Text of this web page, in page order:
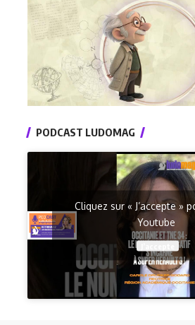
PODCAST LUDOMAG
Cliquez sur « J’accepte »
Youtube